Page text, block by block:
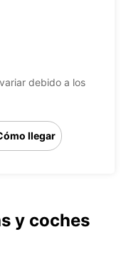
debido a los
llegar
y coches